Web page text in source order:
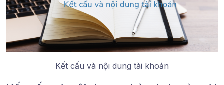
Kết cấu và nội dung tài khoản